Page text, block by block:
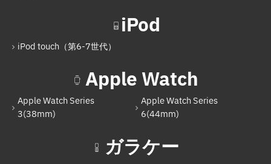
iPod
iPod touch（第6-7世代）
Apple Watch
Apple Watch Series
3(38mm)
Apple Watch Series
6(44mm)
ガラケー